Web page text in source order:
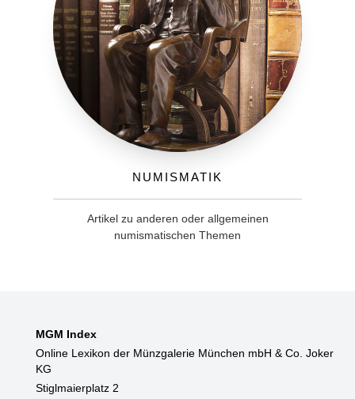
Numismatik
Artikel zu anderen oder allgemeinen
numismatischen Themen
MGM Index
Online Lexikon der Münzgalerie München mbH & Co. Joker
KG
Stiglmaierplatz 2